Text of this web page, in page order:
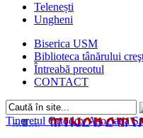
Telenești
Ungheni
Biserica USM
Biblioteca tânărului
Întreabă preotul
CONTACT
Tineretul OrtodoxAsociaţia